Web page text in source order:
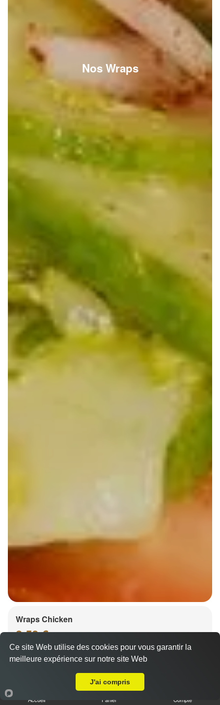
Nos Wraps
Wraps Chicken
8.50 €
Accueil Panier Compte
Ce site Web utilise des cookies pour vous garantir la
meilleure expérience sur notre site Web
J'ai compris